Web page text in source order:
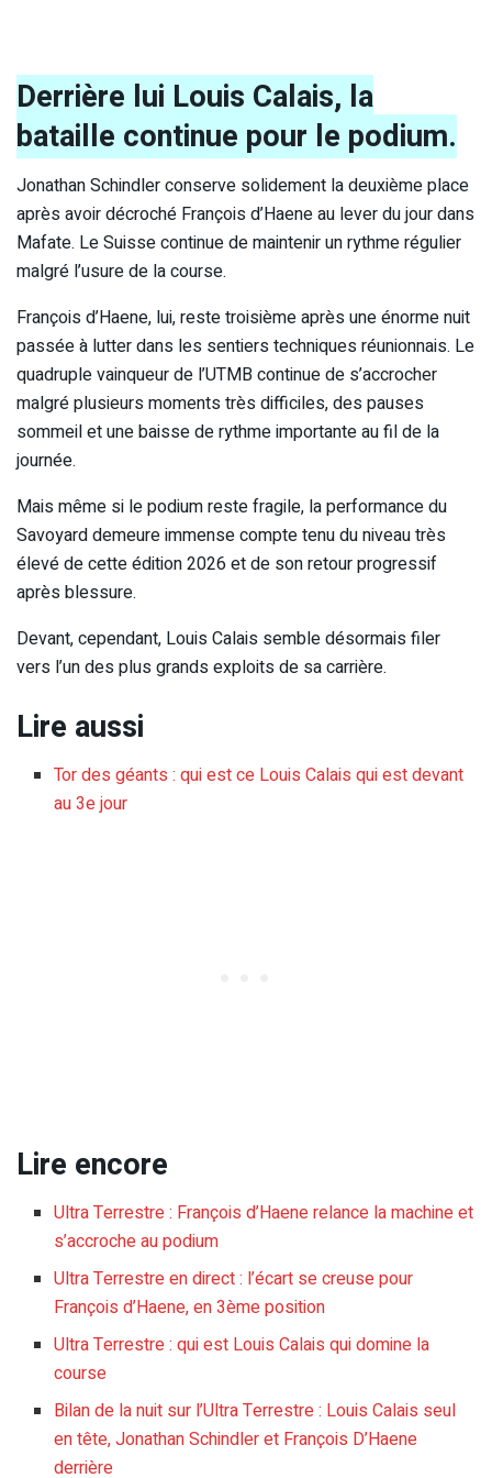
Derrière lui Louis Calais, la
bataille continue pour le podium.
Jonathan Schindler conserve solidement la deuxième place
après avoir décroché François d’Haene au lever du jour dans
Mafate. Le Suisse continue de maintenir un rythme régulier
malgré l’usure de la course.
François d’Haene, lui, reste troisième après une énorme nuit
passée à lutter dans les sentiers techniques réunionnais. Le
quadruple vainqueur de l’UTMB continue de s’accrocher
malgré plusieurs moments très difficiles, des pauses
sommeil et une baisse de rythme importante au fil de la
journée.
Mais même si le podium reste fragile, la performance du
Savoyard demeure immense compte tenu du niveau très
élevé de cette édition 2026 et de son retour progressif
après blessure.
Devant, cependant, Louis Calais semble désormais filer
vers l’un des plus grands exploits de sa carrière.
Lire aussi
Tor des géants : qui est ce Louis Calais qui est devant
au 3e jour
Lire encore
Ultra Terrestre : François d’Haene relance la machine et
s’accroche au podium
Ultra Terrestre en direct : l’écart se creuse pour
François d’Haene, en 3ème position
Ultra Terrestre : qui est Louis Calais qui domine la
course
Bilan de la nuit sur l’Ultra Terrestre : Louis Calais seul
en tête, Jonathan Schindler et François D’Haene
derrière